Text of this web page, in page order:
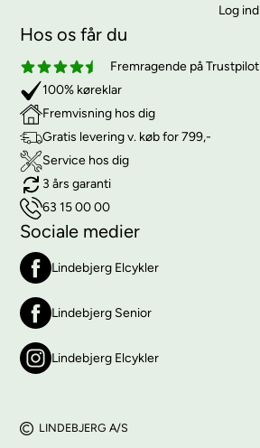
Log ind
Hos os får du
Fremragende på Trustpilot
100% køreklar
Fremvisning hos dig
Gratis levering v. køb for 799,-
Service hos dig
3 års garanti
63 15 00 00
Sociale medier
Lindebjerg Elcykler
Lindebjerg Senior
Lindebjerg Elcykler
LINDEBJERG A/S